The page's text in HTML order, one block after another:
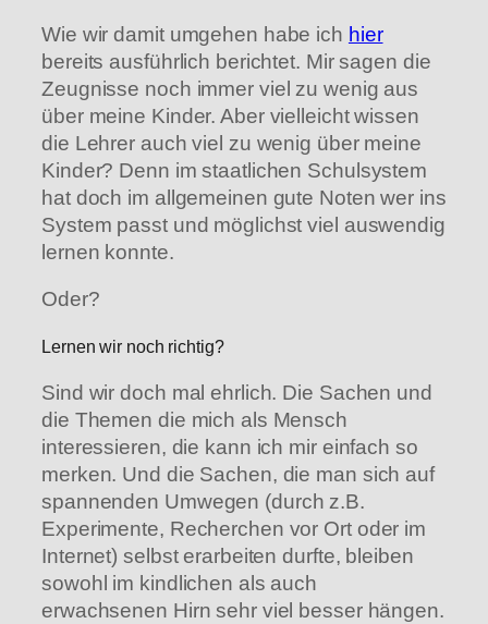
Wie wir damit umgehen habe ich hier
bereits ausführlich berichtet. Mir sagen die
Zeugnisse noch immer viel zu wenig aus
über meine Kinder. Aber vielleicht wissen
die Lehrer auch viel zu wenig über meine
Kinder? Denn im staatlichen Schulsystem
hat doch im allgemeinen gute Noten wer ins
System passt und möglichst viel auswendig
lernen konnte.
Oder?
Lernen wir noch richtig?
Sind wir doch mal ehrlich. Die Sachen und
die Themen die mich als Mensch
interessieren, die kann ich mir einfach so
merken. Und die Sachen, die man sich auf
spannenden Umwegen (durch z.B.
Experimente, Recherchen vor Ort oder im
Internet) selbst erarbeiten durfte, bleiben
sowohl im kindlichen als auch
erwachsenen Hirn sehr viel besser hängen.